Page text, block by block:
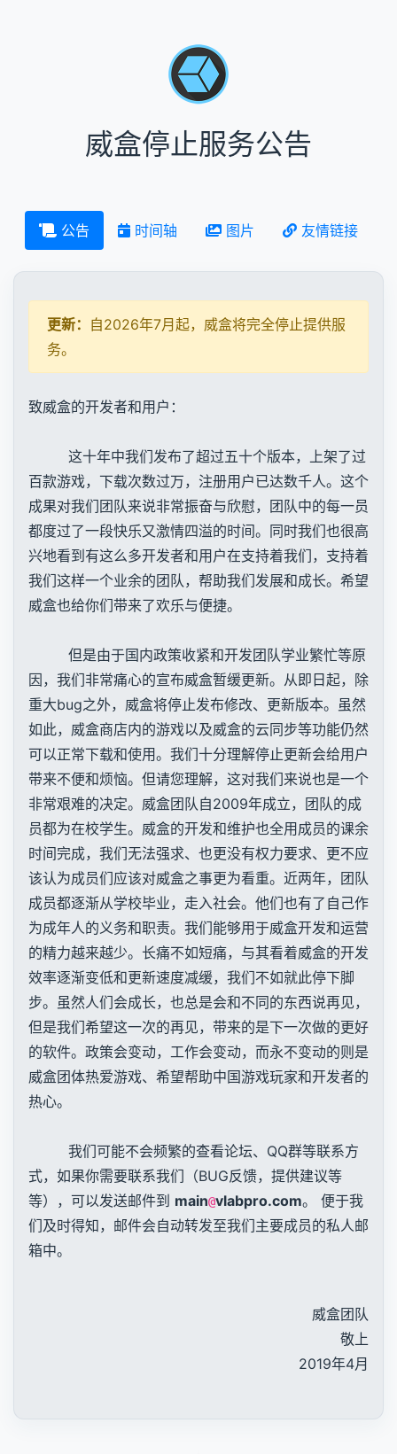
威盒停止服务公告
公告 时间轴 图片 友情链接
更新： 自2026年7月起，威盒将完全停止提供服
务。
致威盒的开发者和用户：
这十年中我们发布了超过五十个版本，上架了过
百款游戏，下载次数过万，注册用户已达数千人。这个
成果对我们团队来说非常振奋与欣慰，团队中的每一员
都度过了一段快乐又激情四溢的时间。同时我们也很高
兴地看到有这么多开发者和用户在支持着我们，支持着
我们这样一个业余的团队，帮助我们发展和成长。希望
威盒也给你们带来了欢乐与便捷。
但是由于国内政策收紧和开发团队学业繁忙等原
因，我们非常痛心的宣布威盒暂缓更新。从即日起，除
重大bug之外，威盒将停止发布修改、更新版本。虽然
如此，威盒商店内的游戏以及威盒的云同步等功能仍然
可以正常下载和使用。我们十分理解停止更新会给用户
带来不便和烦恼。但请您理解，这对我们来说也是一个
非常艰难的决定。威盒团队自2009年成立，团队的成
员都为在校学生。威盒的开发和维护也全用成员的课余
时间完成，我们无法强求、也更没有权力要求、更不应
该认为成员们应该对威盒之事更为看重。近两年，团队
成员都逐渐从学校毕业，走入社会。他们也有了自己作
为成年人的义务和职责。我们能够用于威盒开发和运营
的精力越来越少。长痛不如短痛，与其看着威盒的开发
效率逐渐变低和更新速度减缓，我们不如就此停下脚
步。虽然人们会成长，也总是会和不同的东西说再见，
但是我们希望这一次的再见，带来的是下一次做的更好
的软件。政策会变动，工作会变动，而永不变动的则是
威盒团体热爱游戏、希望帮助中国游戏玩家和开发者的
热心。
我们可能不会频繁的查看论坛、QQ群等联系方
式，如果你需要联系我们（BUG反馈，提供建议等
等），可以发送邮件到 main@vlabpro.com。 便于我
们及时得知，邮件会自动转发至我们主要成员的私人邮
箱中。
威盒团队
敬上
2019年4月